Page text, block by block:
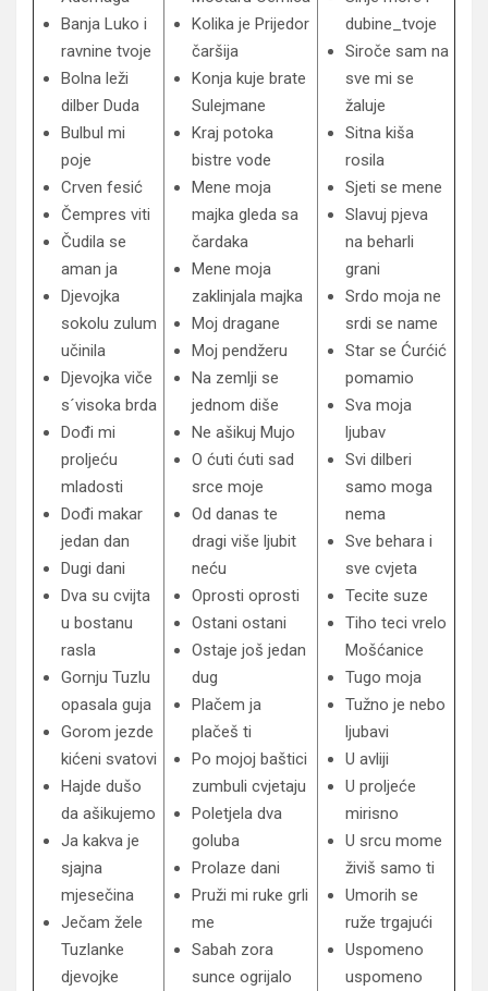
Banja Luko i
ravnine tvoje
Bolna leži
dilber Duda
Bulbul mi
poje
Crven fesić
Čempres viti
Čudila se
aman ja
Djevojka
sokolu zulum
učinila
Djevojka viče
s´visoka brda
Dođi mi
proljeću
mladosti
Dođi makar
jedan dan
Dugi dani
Dva su cvijta
u bostanu
rasla
Gornju Tuzlu
opasala guja
Gorom jezde
kićeni svatovi
Hajde dušo
da ašikujemo
Ja kakva je
sjajna
mjesečina
Ječam žele
Tuzlanke
djevojke
Kolika je Prijedor
čaršija
Konja kuje brate
Sulejmane
Kraj potoka
bistre vode
Mene moja
majka gleda sa
čardaka
Mene moja
zaklinjala majka
Moj dragane
Moj pendžeru
Na zemlji se
jednom diše
Ne ašikuj Mujo
O ćuti ćuti sad
srce moje
Od danas te
dragi više ljubit
neću
Oprosti oprosti
Ostani ostani
Ostaje još jedan
dug
Plačem ja
plačeš ti
Po mojoj baštici
zumbuli cvjetaju
Poletjela dva
goluba
Prolaze dani
Pruži mi ruke grli
me
Sabah zora
sunce ogrijalo
dubine_tvoje
Siroče sam na
sve mi se
žaluje
Sitna kiša
rosila
Sjeti se mene
Slavuj pjeva
na beharli
grani
Srdo moja ne
srdi se name
Star se Ćurćić
pomamio
Sva moja
ljubav
Svi dilberi
samo moga
nema
Sve behara i
sve cvjeta
Tecite suze
Tiho teci vrelo
Mošćanice
Tugo moja
Tužno je nebo
ljubavi
U avliji
U proljeće
mirisno
U srcu mome
živiš samo ti
Umorih se
ruže trgajući
Uspomeno
uspomeno